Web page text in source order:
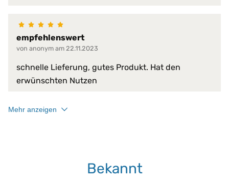
empfehlenswert
von anonym am 22.11.2023
schnelle Lieferung, gutes Produkt. Hat den
erwünschten Nutzen
Mehr anzeigen
Bekannt